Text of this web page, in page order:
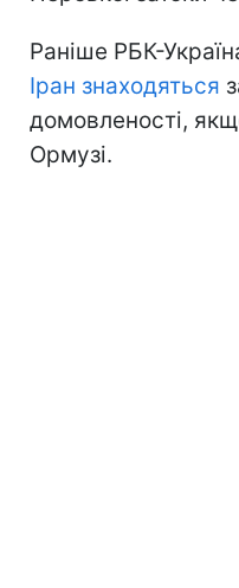
Раніше РБК-
Іран знаходяться
домовленості,
Ормузі.